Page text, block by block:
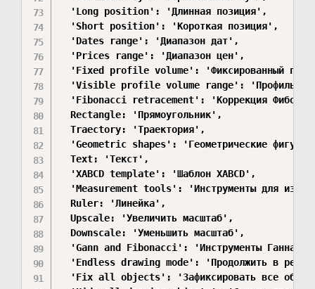
  'Long position': 'Длинная позиция',
  'Short position': 'Короткая позиция',
  'Dates range': 'Диапазон дат',
  'Prices range': 'Диапазон цен',
'Fixed profile volume': 'Фиксированный
'Visible profile volume range': 'Профиль
'Fibonacci retracement': 'Коррекция
  Rectangle: 'Прямоугольник',
  Traectory: 'Траектория',
'Geometric shapes': 'Геометрические
  Text: 'Текст',
  'XABCD template': 'Шаблон XABCD',
'Measurement tools': 'Инструменты для
  Ruler: 'Линейка',
  Upscale: 'Увеличить масштаб',
  Downscale: 'Уменьшить масштаб',
'Gann and Fibonacci': 'Инструменты Ганна и
'Endless drawing mode': 'Продолжить в
'Fix all objects': 'Зафиксировать все